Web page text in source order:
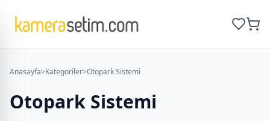
Anasayfa>Kategoriler>Otopark Sistemi
Otopark Sistemi